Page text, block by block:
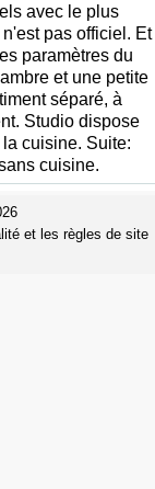
avec le plus
pas officiel. Et
paramètres du
et une petite
séparé, à
Studio dispose
cuisine. Suite:
cuisine.
et les règles de site